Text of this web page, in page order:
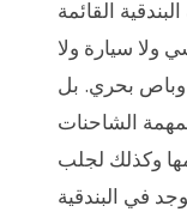
القائمة
ولا سيارة ولا
وباص بحري. بل
الشاحنات
وكذلك لجلب
في البندقية